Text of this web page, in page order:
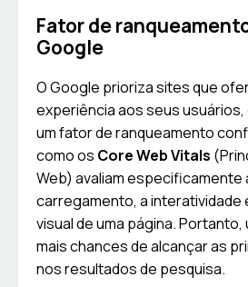
Fator de
Google
O Google prioriza sites que
experiência aos seus usuários,
um fator de ranqueamento
como os Core Web Vitals
Web) avaliam especificamente
carregamento, a interatividade
visual de uma página.
mais chances de alcançar as
nos resultados de pesquisa.